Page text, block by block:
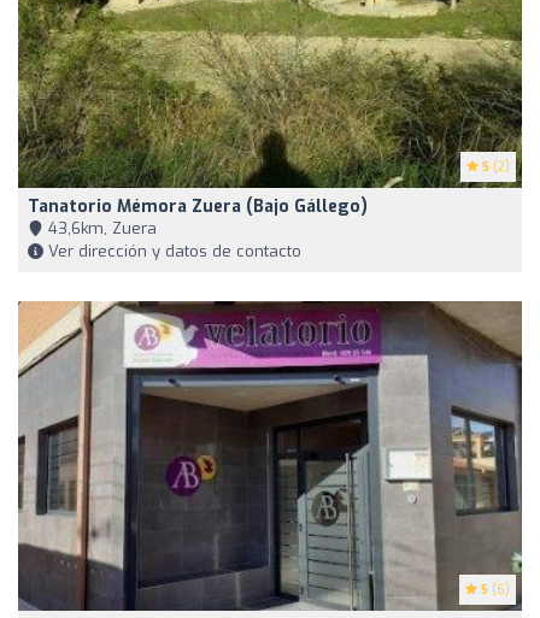
5 (2)
Tanatorio Mémora Zuera (Bajo Gállego)
43,6km, Zuera
Ver dirección y datos de contacto
5 (6)